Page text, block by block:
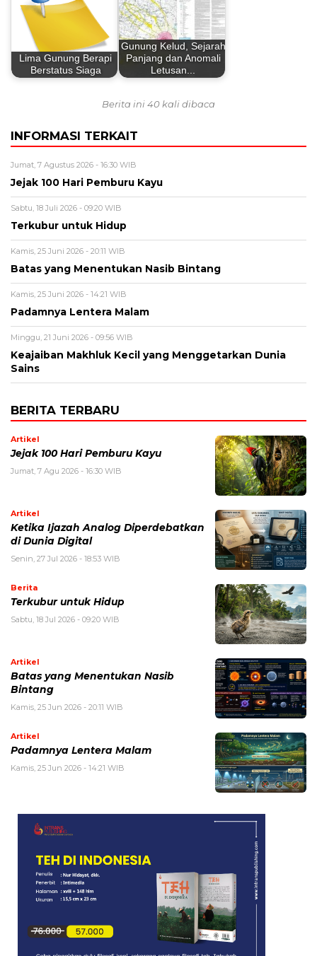
Lima Gunung Berapi
Berstatus Siaga
Gunung Kelud, Sejarah
Panjang dan Anomali
Letusan...
Berita ini 40 kali dibaca
INFORMASI TERKAIT
Jumat, 7 Agustus 2026 - 16:30 WIB
Jejak 100 Hari Pemburu Kayu
Sabtu, 18 Juli 2026 - 09:20 WIB
Terkubur untuk Hidup
Kamis, 25 Juni 2026 - 20:11 WIB
Batas yang Menentukan Nasib Bintang
Kamis, 25 Juni 2026 - 14:21 WIB
Padamnya Lentera Malam
Minggu, 21 Juni 2026 - 09:56 WIB
Keajaiban Makhluk Kecil yang Menggetarkan Dunia
Sains
BERITA TERBARU
Artikel
Jejak 100 Hari Pemburu Kayu
Jumat, 7 Agu 2026 - 16:30 WIB
Artikel
Ketika Ijazah Analog Diperdebatkan
di Dunia Digital
Senin, 27 Jul 2026 - 18:53 WIB
Berita
Terkubur untuk Hidup
Sabtu, 18 Jul 2026 - 09:20 WIB
Artikel
Batas yang Menentukan Nasib
Bintang
Kamis, 25 Jun 2026 - 20:11 WIB
Artikel
Padamnya Lentera Malam
Kamis, 25 Jun 2026 - 14:21 WIB